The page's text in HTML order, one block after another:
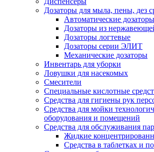
Дозаторы для мыла, пены, дез
Автоматические дозаторы
Дозаторы из
Дозаторы логтевые
Дозаторы серии ЭЛИТ
Механические дозаторы
Инвентарь для уборки
Ловушки для насекомых
Смесители
Специальные кислотные
Средства для гигиены рук
Средства для мойки
оборудования и помещений
Средства для обслуживания
Жидкие
Средства в таблетках и